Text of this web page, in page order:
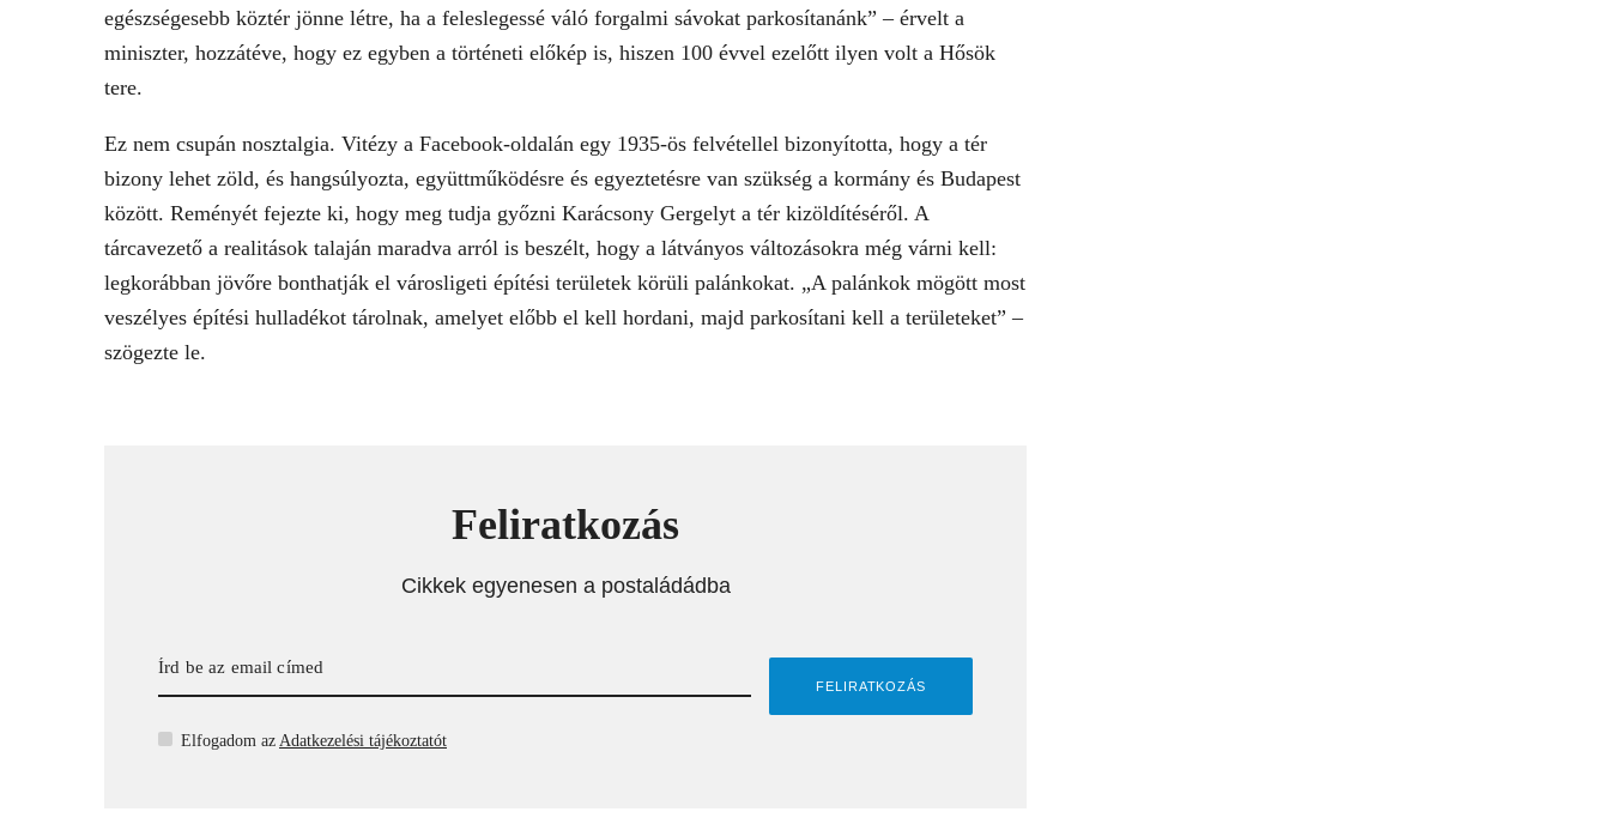
egészségesebb köztér jönne létre, ha a feleslegessé váló forgalmi sávokat parkosítanánk” – érvelt a
miniszter, hozzátéve, hogy ez egyben a történeti előkép is, hiszen 100 évvel ezelőtt ilyen volt a Hősök
tere.
Ez nem csupán nosztalgia. Vitézy a Facebook-oldalán egy 1935-ös felvétellel bizonyította, hogy a tér
bizony lehet zöld, és hangsúlyozta, együttműködésre és egyeztetésre van szükség a kormány és Budapest
között. Reményét fejezte ki, hogy meg tudja győzni Karácsony Gergelyt a tér kizöldítéséről. A
tárcavezető a realitások talaján maradva arról is beszélt, hogy a látványos változásokra még várni kell:
legkorábban jövőre bonthatják el városligeti építési területek körüli palánkokat. „A palánkok mögött most
veszélyes építési hulladékot tárolnak, amelyet előbb el kell hordani, majd parkosítani kell a területeket” –
szögezte le.
Feliratkozás
Cikkek egyenesen a postaládádba
Elfogadom az Adatkezelési tájékoztatót